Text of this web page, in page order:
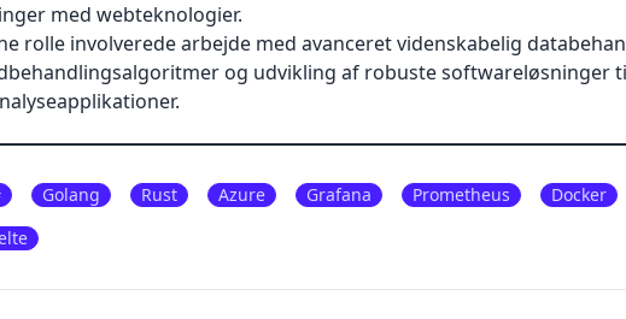
med webteknologier.
rolle involverede arbejde med avanceret videnskabelig
og udvikling af robuste softwareløsninger
Golang Rust Azure Grafana Prometheus Docker